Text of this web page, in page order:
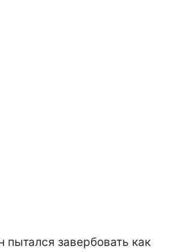
пытался завербовать как